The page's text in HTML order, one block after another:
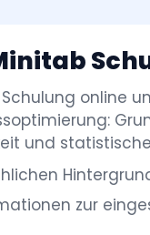
Schulung online
und
zur